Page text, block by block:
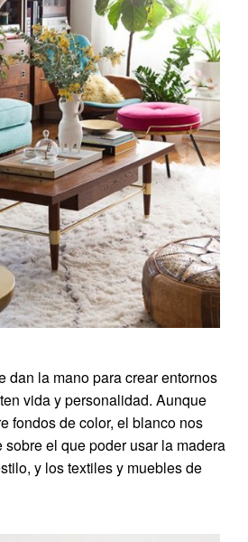
dan la mano para crear entornos
vida y personalidad. Aunque
fondos de color, el blanco nos
el que poder usar la madera
y los textiles y muebles de